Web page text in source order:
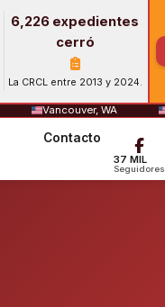
6,226 expedientes
cerró
La CRCL entre 2013 y 2024.
Vancouver, WA
Contacto
37 MIL
Seguidores